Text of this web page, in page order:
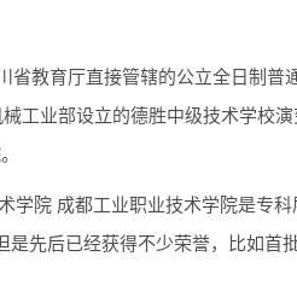
教育厅直接管辖的公立全日制普
工业部设立的德胜中级技术学校
学院 成都工业职业技术学院是专
先后已经获得不少荣誉，比如首